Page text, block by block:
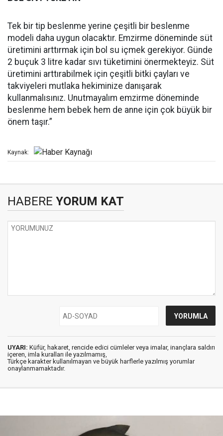
Tek bir tip beslenme yerine çeşitli bir beslenme
modeli daha uygun olacaktır. Emzirme döneminde süt
üretimini arttırmak için bol su içmek gerekiyor. Günde
2 buçuk 3 litre kadar sıvı tüketimini önermekteyiz. Süt
üretimini arttırabilmek için çeşitli bitki çayları ve
takviyeleri mutlaka hekiminize danışarak
kullanmalısınız. Unutmayalım emzirme döneminde
beslenme hem bebek hem de anne için çok büyük bir
önem taşır.”
Kaynak:
HABERE YORUM KAT
UYARI: Küfür, hakaret, rencide edici cümleler veya imalar, inançlara saldırı
içeren, imla kuralları ile yazılmamış,
Türkçe karakter kullanılmayan ve büyük harflerle yazılmış yorumlar
onaylanmamaktadır.